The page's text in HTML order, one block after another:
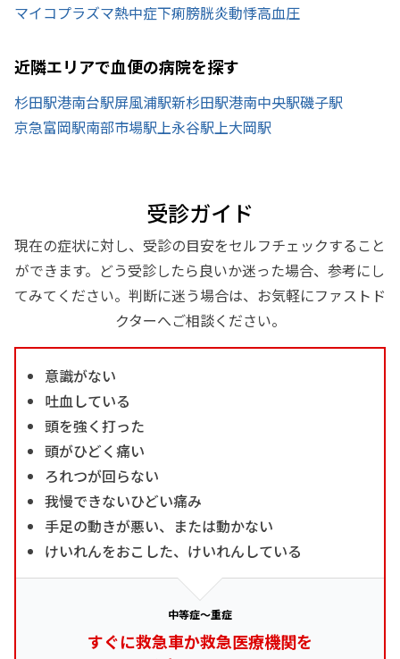
マイコプラズマ熱中症下痢膀胱炎動悸高血圧
近隣エリアで血便の病院を探す
杉田駅港南台駅屏風浦駅新杉田駅港南中央駅磯子駅
京急富岡駅南部市場駅 上永谷駅 上大岡駅
受診ガイド
現在の症状に対し、受診の目安をセルフチェックすること
ができます。どう受診したら良いか迷った場合、参考にし
てみてください。判断に迷う場合は、お気軽にファストド
クターへご相談ください。
意識がない
吐血している
頭を強く打った
頭がひどく痛い
ろれつが回らない
我慢できないひどい痛み
手足の動きが悪い、または動かない
けいれんをおこした、けいれんしている
中等症～重症
すぐに救急車か救急医療機関を